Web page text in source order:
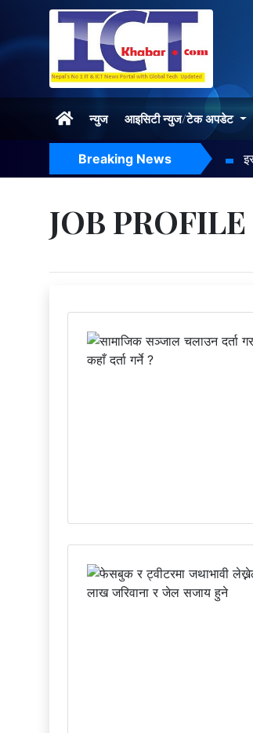
न्युज आइसिटी न्युज/टेक अपडेट
Breaking News
JOB PROFILE